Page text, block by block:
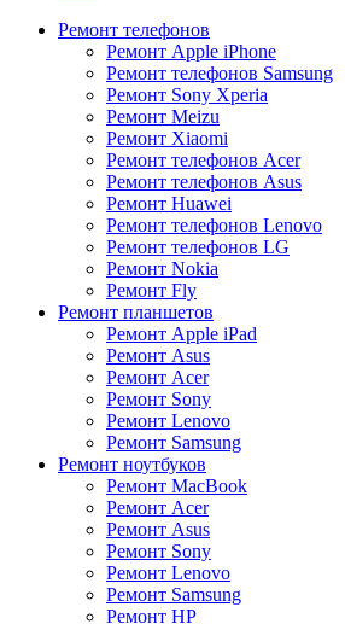
Ремонт телефонов
Ремонт Apple iPhone
Ремонт телефонов Samsung
Ремонт Sony Xperia
Ремонт Meizu
Ремонт Xiaomi
Ремонт телефонов Acer
Ремонт телефонов Asus
Ремонт Huawei
Ремонт телефонов Lenovo
Ремонт телефонов LG
Ремонт Nokia
Ремонт Fly
Ремонт планшетов
Ремонт Apple iPad
Ремонт Asus
Ремонт Acer
Ремонт Sony
Ремонт Lenovo
Ремонт Samsung
Ремонт ноутбуков
Ремонт MacBook
Ремонт Acer
Ремонт Asus
Ремонт Sony
Ремонт Lenovo
Ремонт Samsung
Ремонт HP